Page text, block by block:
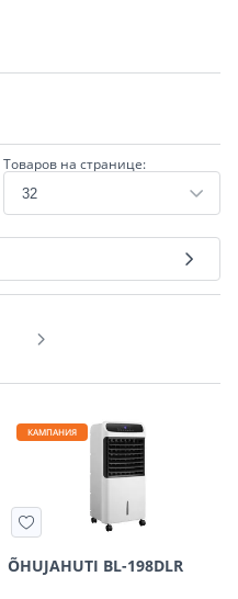
Товаров на странице:
КАМПАНИЯ
ÕHUJAHUTI BL-198DLR